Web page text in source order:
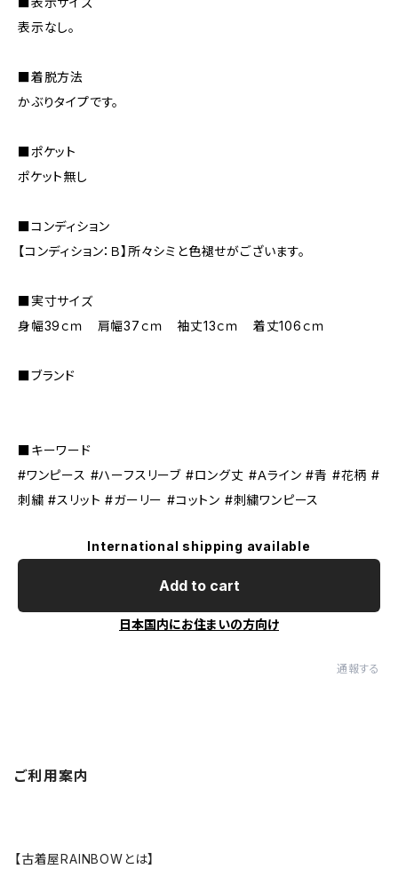
表示なし。
■着脱方法
かぶりタイプです。
■ポケット
ポケット無し
■コンディション
【コンディション：Ｂ】所々シミと色褪せがございます。
■実寸サイズ
身幅39ｃｍ 肩幅37ｃｍ 袖丈13ｃｍ 着丈106ｃｍ
■ブランド
■キーワード
#ワンピース #ハーフスリーブ #ロング丈 #Ａライン #青 #花柄 #
刺繍 #スリット #ガーリー #コットン #刺繍ワンピース
International shipping available
Add to cart
日本国内にお住まいの方向け
通報する
ご利用案内
【古着屋RAINBOWとは】